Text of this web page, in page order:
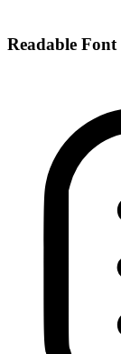
Readable Font